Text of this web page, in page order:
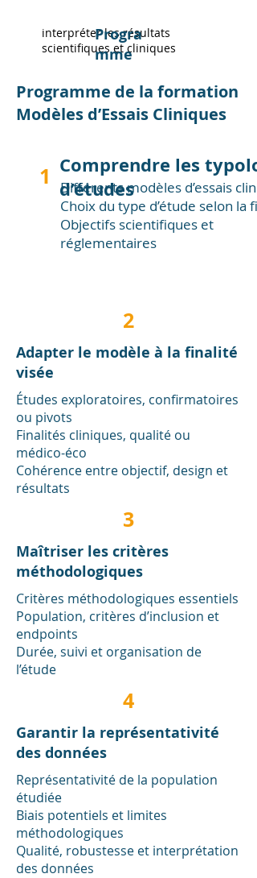
interpréter les résultats
scientifiques et cliniques
Progra
mme
Programme de la formation
Modèles d’Essais Cliniques
1 Comprendre les
d’études
Différents modèles d’essais
Choix du type d’étude selon la
Objectifs scientifiques et
réglementaires
2
Adapter le modèle à la finalité
visée
Études exploratoires, confirmatoires
ou pivots
Finalités cliniques, qualité ou
médico-éco
Cohérence entre objectif, design et
résultats
3
Maîtriser les critères
méthodologiques
Critères méthodologiques essentiels
Population, critères d’inclusion et
endpoints
Durée, suivi et organisation de
l’étude
4
Garantir la représentativité
des données
Représentativité de la population
étudiée
Biais potentiels et limites
méthodologiques
Qualité, robustesse et interprétation
des données